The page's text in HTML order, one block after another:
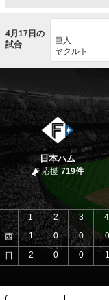
4月17日の
試合
巨人
ヤクルト
日本ハム
応援 719件
西
日
1 2 3 4
1
0 0 0
2
0 0 1